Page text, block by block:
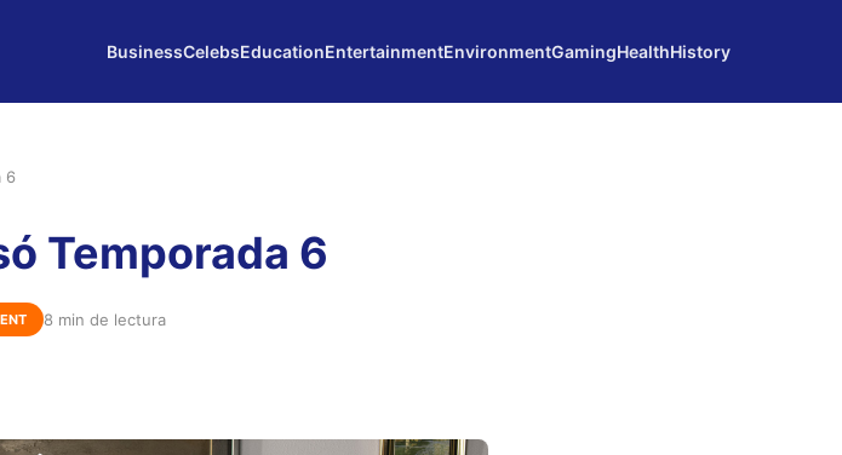
BusinessCelebsEducationEntertainmentEnvironmentGamingHealthHistory
6
Temporada 6
8 min de lectura